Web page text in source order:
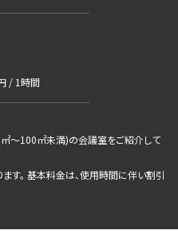
/ 1時間
～100㎡未満)の会議室をご紹介して
す。 基本料金は、使用時間に伴い割引